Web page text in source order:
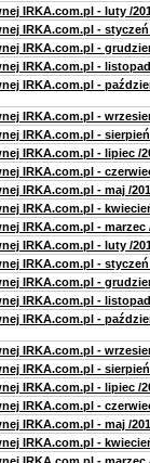
IRKA.com.pl - luty /
IRKA.com.pl - styczeń
IRKA.com.pl -
IRKA.com.pl - listopad
IRKA.com.pl -
IRKA.com.pl -
IRKA.com.pl - sierpień
IRKA.com.pl - lipiec /
IRKA.com.pl -
IRKA.com.pl - maj /
IRKA.com.pl -
IRKA.com.pl - marzec
IRKA.com.pl - luty /
IRKA.com.pl - styczeń
IRKA.com.pl -
IRKA.com.pl - listopad
IRKA.com.pl -
IRKA.com.pl -
IRKA.com.pl - sierpień
IRKA.com.pl - lipiec /
IRKA.com.pl -
IRKA.com.pl - maj /
IRKA.com.pl -